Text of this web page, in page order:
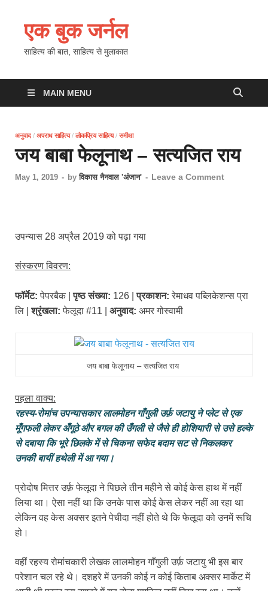
एक बुक जर्नल
साहित्य की बात, साहित्य से मुलाकात
MAIN MENU
अनुवाद / अपराध साहित्य/ लोकप्रिय साहित्य/ समीक्षा
जय बाबा फेलूनाथ – सत्यजित राय
May 1, 2019 - by विकास नैनवाल 'अंजान' - Leave a Comment
उपन्यास 28 अप्रैल 2019 को पढ़ा गया
संस्करण विवरण:
फॉर्मेट: पेपरबैक |पृष्ठ संख्या: 126 |प्रकाशन: रेमाधव पब्लिकेशन्स प्रा
लि |श्रृंखला: फेलूदा #11 | अनुवाद: अमर गोस्वामी
जय बाबा फेलूनाथ – सत्यजित राय
पहला वाक्य:
रहस्य-रोमांच उपन्यासकार लालमोहन गाँगुली उर्फ़ जटायु ने प्लेट से एक
मूँगफली लेकर अँगूठे और बगल की उँगली से जैसे ही होशियारी से उसे हल्के
से दबाया कि भूरे छिलके में से चिकना सफेद बदाम सट से निकलकर
उनकी बायीं हथेली में आ गया।
प्रोदोष मित्तर उर्फ़ फेलूदा ने पिछले तीन महीने से कोई केस हाथ में नहीं
लिया था। ऐसा नहीं था कि उनके पास कोई केस लेकर नहीं आ रहा था
लेकिन वह केस अक्सर इतने पेचीदा नहीं होते थे कि फेलूदा को उनमें रूचि
हो।
वहीं रहस्य रोमांचकारी लेखक लालमोहन गाँगुली उर्फ़ जटायु भी इस बार
परेशान चल रहे थे। दशहरे में उनकी कोई न कोई किताब अक्सर मार्केट में